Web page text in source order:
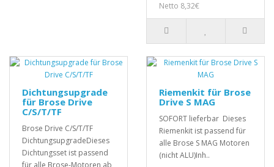
Netto 8,32€
Dichtungsupgrade
für Brose Drive
C/S/T/TF
Brose Drive C/S/T/TF
DichtungsupgradeDieses
Dichtungsset ist passend
für alle Brose-Motoren ab
Riemenkit für Brose
Drive S MAG
SOFORT lieferbar Dieses
Riemenkit ist passend für
alle Brose S MAG Motoren
(nicht ALU)Inh..